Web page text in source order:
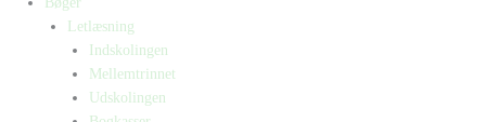
Letlæsning
Indskolingen
Mellemtrinnet
Udskolingen